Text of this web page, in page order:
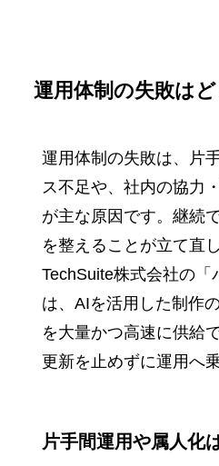
運用体制の失敗は
運用体制の失敗は、片
ス不足や、社内の協力
が主な原因です。継続
を整えることが立て直
TechSuite株式会社の「
は、AIを活用した制作
を大量かつ高速に供給
更新を止めずに運用へ
片手間運用や属人化